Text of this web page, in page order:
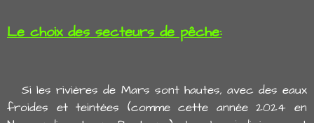
Le choix des secteurs de pêche:
Si les rivières de Mars sont hautes, avec des eaux
froides et teintées (comme cette année 2024 en